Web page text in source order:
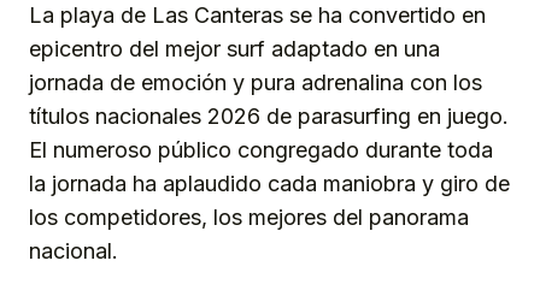
La playa de Las Canteras se ha convertido en
epicentro del mejor surf adaptado en una
jornada de emoción y pura adrenalina con los
títulos nacionales 2026 de parasurfing en juego.
El numeroso público congregado durante toda
la jornada ha aplaudido cada maniobra y giro de
los competidores, los mejores del panorama
nacional.